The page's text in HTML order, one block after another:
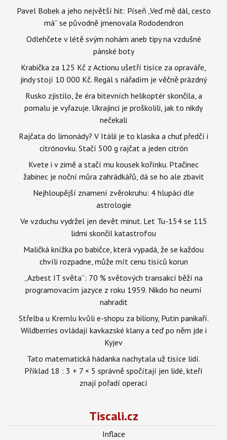
Pavel Bobek a jeho největší hit: Píseň „Veď mě dál, cesto
má“ se původně jmenovala Rododendron
Odlehčete v létě svým nohám aneb tipy na vzdušné
pánské boty
Krabička za 125 Kč z Actionu ušetří tisíce za opraváře,
jindy stojí 10 000 Kč. Regál s nářadím je věčně prázdný
Rusko zjistilo, že éra bitevních helikoptér skončila, a
pomalu je vyřazuje. Ukrajinci je proškolili, jak to nikdy
nečekali
Rajčata do limonády? V Itálii je to klasika a chuť předčí i
citrónovku. Stačí 500 g rajčat a jeden citrón
Kvete i v zimě a stačí mu kousek kořínku. Ptačinec
žabinec je noční můra zahrádkářů, dá se ho ale zbavit
Nejhloupější znamení zvěrokruhu: 4 hlupáci dle
astrologie
Ve vzduchu vydržel jen devět minut. Let Tu-154 se 115
lidmi skončil katastrofou
Maličká knížka po babičce, která vypadá, že se každou
chvíli rozpadne, může mít cenu tisíců korun
„Azbest IT světa“: 70 % světových transakcí běží na
programovacím jazyce z roku 1959. Nikdo ho neumí
nahradit
Střelba u Kremlu kvůli e-shopu za biliony, Putin panikaří.
Wildberries ovládají kavkazské klany a teď po něm jde i
Kyjev
Tato matematická hádanka nachytala už tisíce lidí.
Příklad 18 : 3 + 7 × 5 správně spočítají jen lidé, kteří
znají pořadí operací
Tiscali.cz
Inflace